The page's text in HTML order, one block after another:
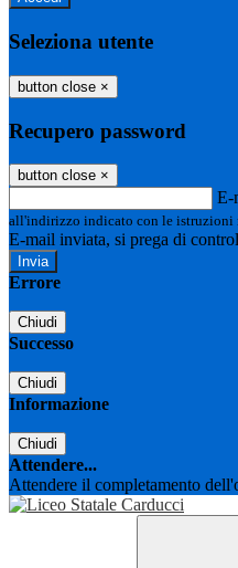
Seleziona utente
button close ×
Recupero password
button close ×
E-
all'indirizzo indicato con le istruzioni
E-mail inviata, si prega di
Errore
Chiudi
Successo
Chiudi
Informazione
Chiudi
Attendere...
Attendere il completamento